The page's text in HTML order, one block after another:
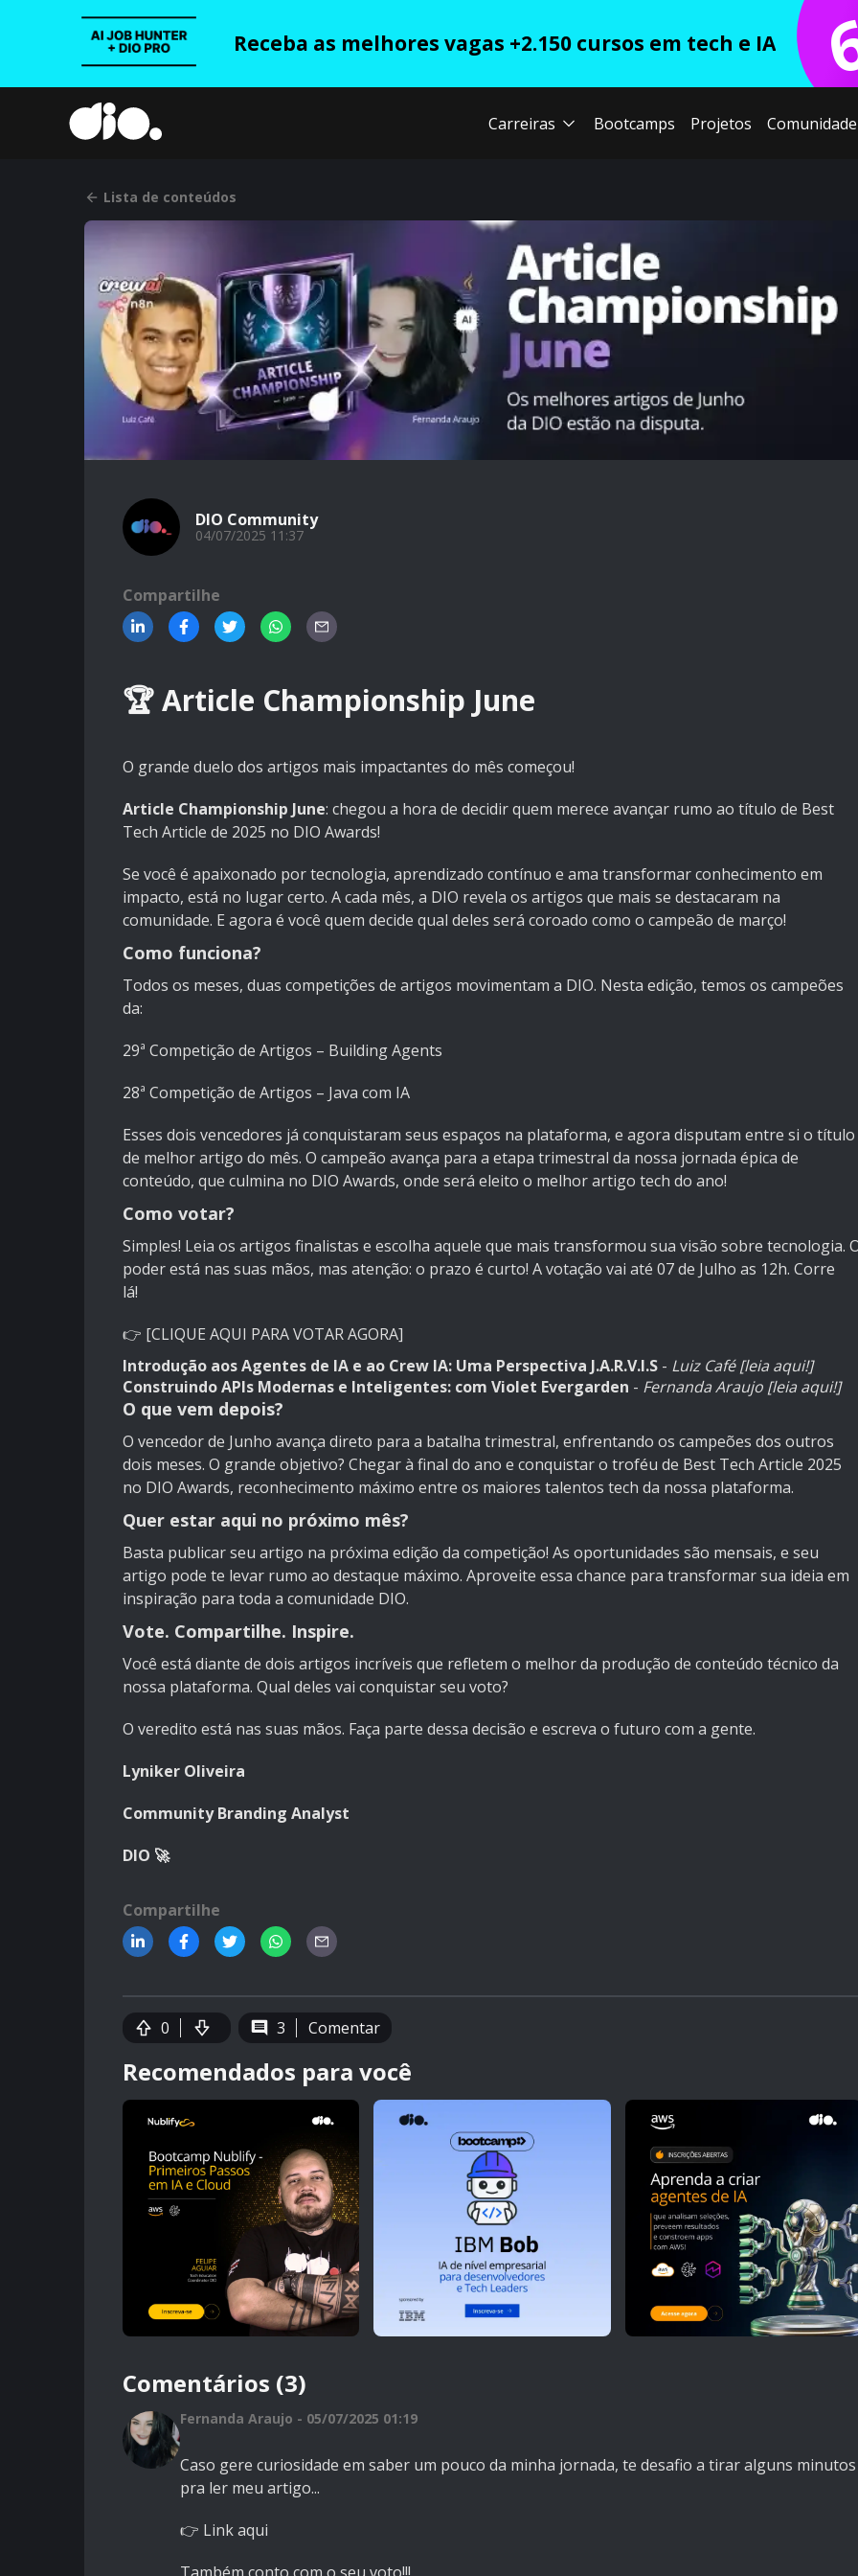
Receba as melhores vagas +2.150 cursos em tech e IA
Carreiras Bootcamps Projetos Comunidade
Lista de conteúdos
DIO Community
04/07/2025 11:37
Compartilhe
🏆 Article Championship June
O grande duelo dos artigos mais impactantes do mês começou!
Article Championship June: chegou a hora de decidir quem merece avançar rumo ao título de Best
Tech Article de 2025 no DIO Awards!
Se você é apaixonado por tecnologia, aprendizado contínuo e ama transformar conhecimento em
impacto, está no lugar certo. A cada mês, a DIO revela os artigos que mais se destacaram na
comunidade. E agora é você quem decide qual deles será coroado como o campeão de março!
Como funciona?
Todos os meses, duas competições de artigos movimentam a DIO. Nesta edição, temos os campeões
da:
29ª Competição de Artigos – Building Agents
28ª Competição de Artigos – Java com IA
Esses dois vencedores já conquistaram seus espaços na plataforma, e agora disputam entre si o título
de melhor artigo do mês. O campeão avança para a etapa trimestral da nossa jornada épica de
conteúdo, que culmina no DIO Awards, onde será eleito o melhor artigo tech do ano!
Como votar?
Simples! Leia os artigos finalistas e escolha aquele que mais transformou sua visão sobre tecnologia.
poder está nas suas mãos, mas atenção: o prazo é curto! A votação vai até 07 de Julho as 12h. Corre
lá!
👉 [CLIQUE AQUI PARA VOTAR AGORA]
Introdução aos Agentes de IA e ao Crew IA: Uma Perspectiva J.A.R.V.I.S - Luiz Café[leia aqui!]
Construindo APIs Modernas e Inteligentes: com Violet Evergarden - Fernanda Araujo [leia aqui!]
O que vem depois?
O vencedor de Junho avança direto para a batalha trimestral, enfrentando os campeões dos outros
dois meses. O grande objetivo? Chegar à final do ano e conquistar o troféu de Best Tech Article 2025
no DIO Awards, reconhecimento máximo entre os maiores talentos tech da nossa plataforma.
Quer estar aqui no próximo mês?
Basta publicar seu artigo na próxima edição da competição! As oportunidades são mensais, e seu
artigo pode te levar rumo ao destaque máximo. Aproveite essa chance para transformar sua ideia em
inspiração para toda a comunidade DIO.
Vote. Compartilhe. Inspire.
Você está diante de dois artigos incríveis que refletem o melhor da produção de conteúdo técnico da
nossa plataforma. Qual deles vai conquistar seu voto?
O veredito está nas suas mãos. Faça parte dessa decisão e escreva o futuro com a gente.
Lyniker Oliveira
Community Branding Analyst
DIO 🚀
Compartilhe
0 3 Comentar
Recomendados para você
Comentários (3)
Fernanda Araujo - 05/07/2025 01:19
Caso gere curiosidade em saber um pouco da minha jornada, te desafio a tirar alguns minutos
pra ler meu artigo...
👉 Link aqui